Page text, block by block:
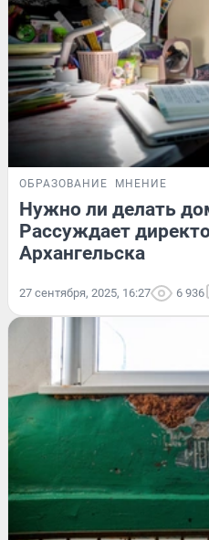
ОБРАЗОВАНИЕ МНЕНИЕ
Нужно ли делать
Рассуждает
Архангельска
27 сентября, 2025, 16:27 6 936